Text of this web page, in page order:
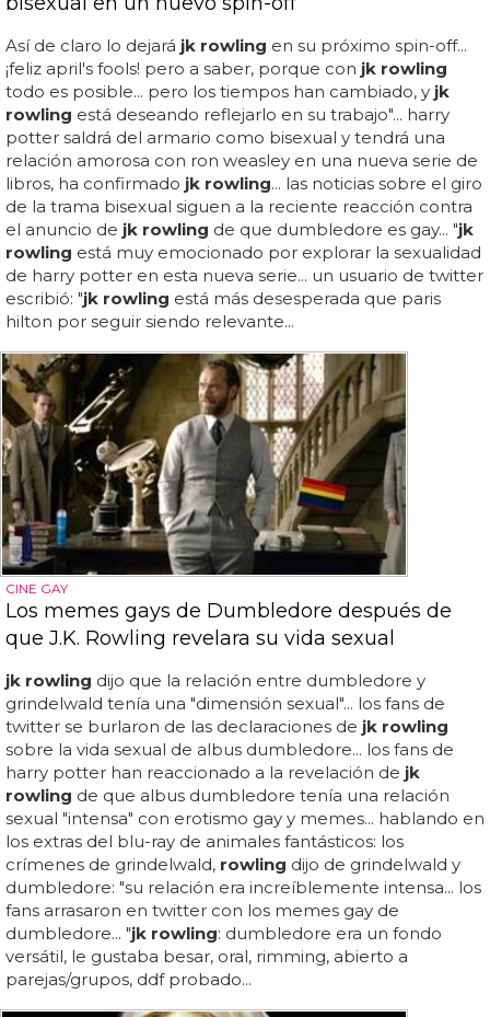
Así de claro lo dejará jk rowling en su próximo spin-off...
¡feliz april's fools! pero a saber, porque con jk rowling
todo es posible... pero los tiempos han cambiado, y jk
rowling está deseando reflejarlo en su trabajo"... harry
potter saldrá del armario como bisexual y tendrá una
relación amorosa con ron weasley en una nueva serie de
libros, ha confirmado jk rowling... las noticias sobre el giro
de la trama bisexual siguen a la reciente reacción contra
el anuncio de jk rowling de que dumbledore es gay... "jk
rowling está muy emocionado por explorar la sexualidad
de harry potter en esta nueva serie... un usuario de twitter
escribió: "jk rowling está más desesperada que paris
hilton por seguir siendo relevante...
CINE GAY
Los memes gays de Dumbledore después de
que J.K. Rowling revelara su vida sexual
jk rowling dijo que la relación entre dumbledore y
grindelwald tenía una "dimensión sexual"... los fans de
twitter se burlaron de las declaraciones de jk rowling
sobre la vida sexual de albus dumbledore... los fans de
harry potter han reaccionado a la revelación de jk
rowling de que albus dumbledore tenía una relación
sexual "intensa" con erotismo gay y memes... hablando en
los extras del blu-ray de animales fantásticos: los
crímenes de grindelwald, rowling dijo de grindelwald y
dumbledore: "su relación era increíblemente intensa... los
fans arrasaron en twitter con los memes gay de
dumbledore... "jk rowling: dumbledore era un fondo
versátil, le gustaba besar, oral, rimming, abierto a
parejas/grupos, ddf probado...